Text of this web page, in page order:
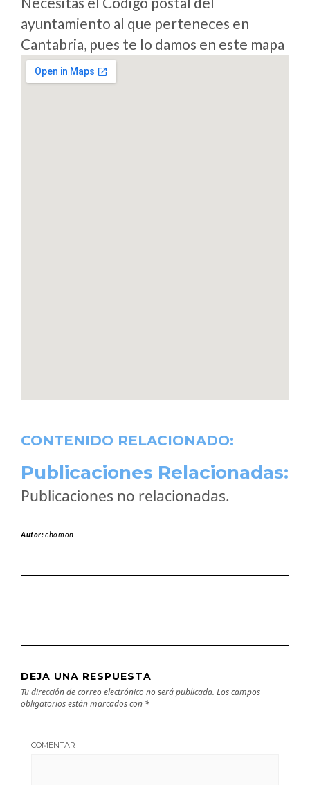
ayuntamiento al que perteneces en
Cantabria, pues te lo damos en este mapa
CONTENIDO RELACIONADO:
Publicaciones Relacionadas:
Publicaciones no relacionadas.
Autor:chomon
DEJA UNA RESPUESTA
Tu dirección de correo electrónico no será publicada. Los campos
obligatorios están marcados con *
COMENTAR